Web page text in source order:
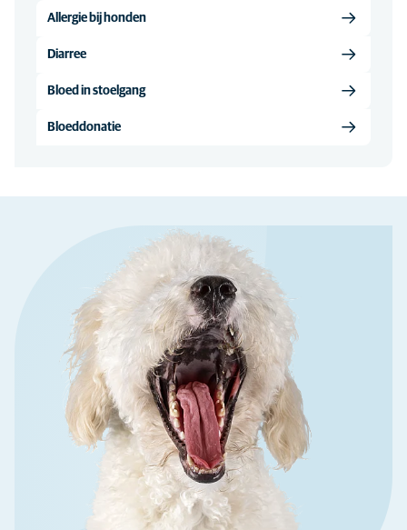
Allergie bij honden
Diarree
Bloed in stoelgang
Bloeddonatie